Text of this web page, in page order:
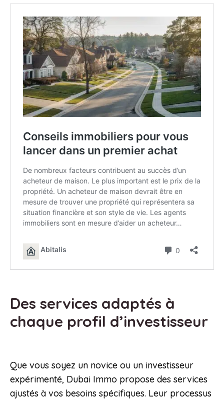
Des services adaptés à
chaque profil d’investisseur
Que vous soyez un novice ou un investisseur
expérimenté, Dubai Immo propose des services
ajustés à vos besoins spécifiques. Leur processus